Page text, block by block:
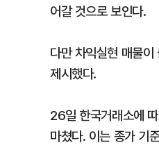
어갈 것으로 보인다.
다만 차익실현 매물
제시했다.
26일 한국거래소에
마쳤다. 이는 종가 기